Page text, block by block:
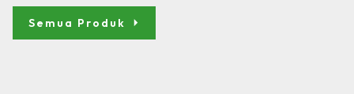
Semua Produk